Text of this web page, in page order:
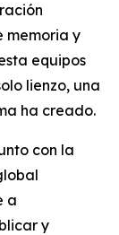
memoria y
equipos
lienzo, una
ha creado.
con la
a
y